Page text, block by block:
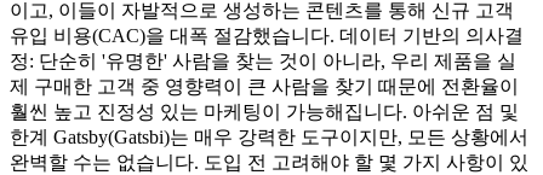
이고, 이들이 자발적으로 생성하는 콘텐츠를 통해 신규 고객
유입 비용(CAC)을 대폭 절감했습니다. 데이터 기반의 의사결
정: 단순히 '유명한' 사람을 찾는 것이 아니라, 우리 제품을 실
제 구매한 고객 중 영향력이 큰 사람을 찾기 때문에 전환율이
훨씬 높고 진정성 있는 마케팅이 가능해집니다. 아쉬운 점 및
한계 Gatsby(Gatsbi)는 매우 강력한 도구이지만, 모든 상황에서
완벽할 수는 없습니다. 도입 전 고려해야 할 몇 가지 사항이 있